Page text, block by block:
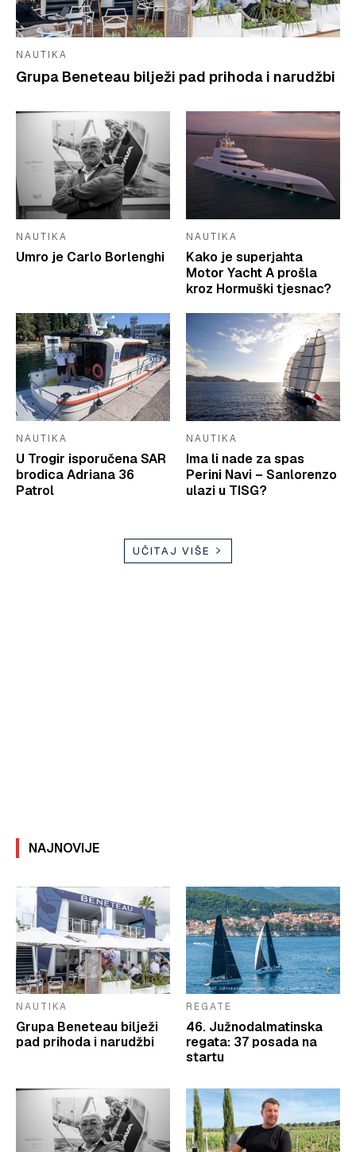
NAUTIKA
Grupa Beneteau bilježi pad prihoda i narudžbi
NAUTIKA
Umro je Carlo Borlenghi
NAUTIKA
Kako je superjahta
Motor Yacht A prošla
kroz Hormuški tjesnac?
NAUTIKA
U Trogir isporučena SAR
brodica Adriana 36
Patrol
NAUTIKA
Ima li nade za spas
Perini Navi – Sanlorenzo
ulazi u TISG?
UČITAJ VIŠE
NAJNOVIJE
NAUTIKA
Grupa Beneteau bilježi
pad prihoda i narudžbi
REGATE
46. Južnodalmatinska
regata: 37 posada na
startu